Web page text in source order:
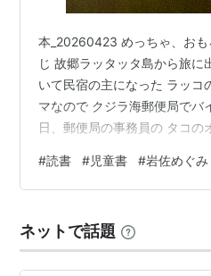
本_20260423 めっちゃ、お
じ 故郷ラッタッタ島から旅に
いて民宿の主になった ラッコ
マなので クジラ海郵便局でバ
日、郵便局の事務員の タコの
えず両親に手紙を書くことに
ころは、 誰よりもまず作者が
奥さんの名前が「た子」。 こ
ちゃん、 腹を抱えて笑い転げ
#読書 #児童書 #岩佐めぐみ
ネットで話題